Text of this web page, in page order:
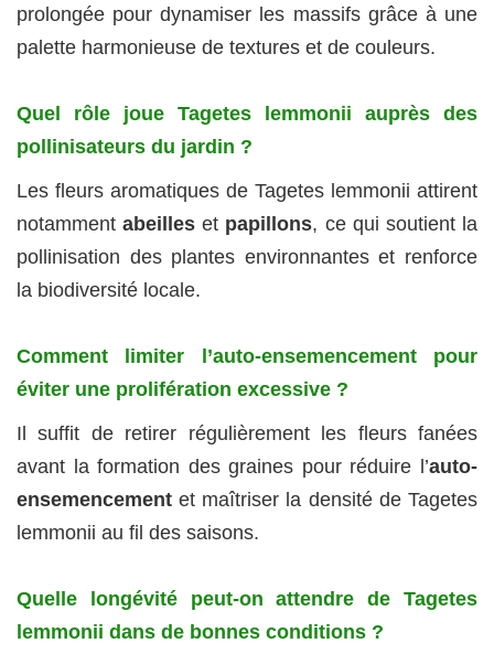
prolongée pour dynamiser les massifs grâce à une
palette harmonieuse de textures et de couleurs.
Quel rôle joue Tagetes lemmonii auprès des
pollinisateurs du jardin ?
Les fleurs aromatiques de Tagetes lemmonii attirent
notammentabeilles et papillons, ce qui soutient la
pollinisation des plantes environnantes et renforce
la biodiversité locale.
Comment limiter l’auto‐ensemencement pour
éviter une prolifération excessive ?
Il suffit de retirer régulièrement les fleurs fanées
avant la formation des graines pour réduire l’auto‐
ensemencement et maîtriser la densité de Tagetes
lemmonii au fil des saisons.
Quelle longévité peut‐on attendre de Tagetes
lemmonii dans de bonnes conditions ?